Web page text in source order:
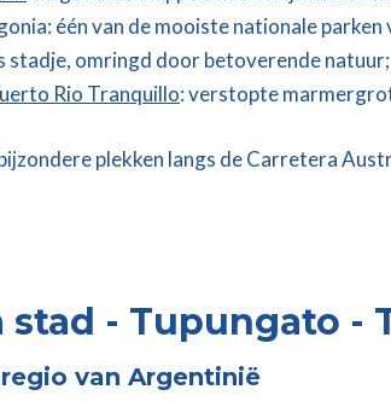
: één van de mooiste nationale
stadje, omringd door betoverende natuur;
Rio Tranquillo: verstopte
plekken langs de Carretera
stad - Tupungato -
van Argentinië